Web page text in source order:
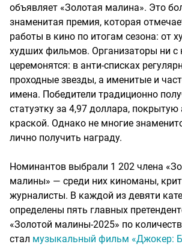
объявляет «Золотая малина». Это
знаменитая премия, которая
работы в кино по итогам сезона: от
худших фильмов. Организаторы ни с
церемонятся: в анти-списках
проходные звезды, а именитые и
имена. Победители традиционно
статуэтку за 4,97 доллара, покрытую
краской. Однако не многие
лично получить награду.
Номинантов выбрали 1 202 члена
малины» — среди них киноманы,
журналисты. В каждой из девяти
определены пять главных
«Золотой малины-2025» по
стал музыкальный фильм «Джокер: